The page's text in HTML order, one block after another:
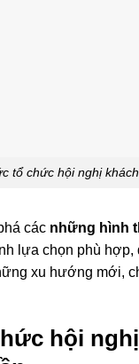
tổ chức hội nghị
các những hình
lựa chọn phù
xu hướng mới,
hội nghị